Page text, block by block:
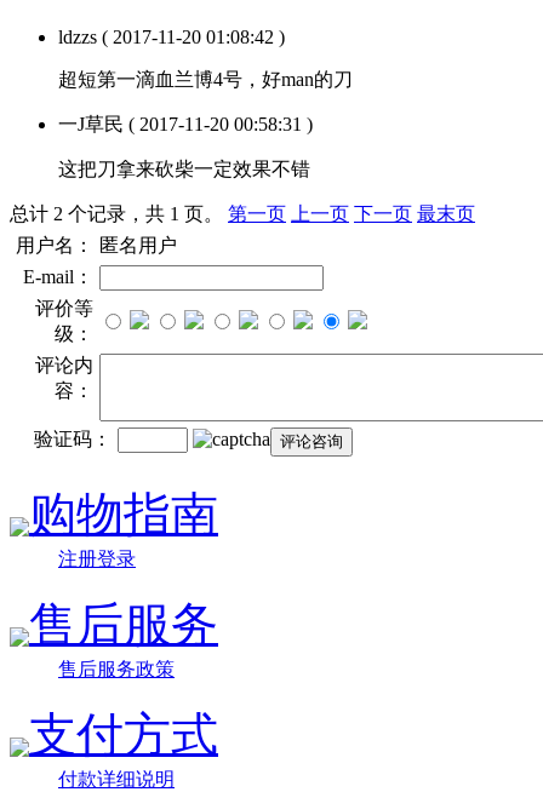
ldzzs ( 2017-11-20 01:08:42 )
超短第一滴血兰博4号，好man的刀
一J草民 ( 2017-11-20 00:58:31 )
这把刀拿来砍柴一定效果不错
总计 2 个记录，共 1 页。 第一页 上一页 下一页 最末页
用户名：
匿名用户
E-mail：
评价等
级：
评论内
容：
验证码：
购物指南
注册登录
售后服务
售后服务政策
支付方式
付款详细说明